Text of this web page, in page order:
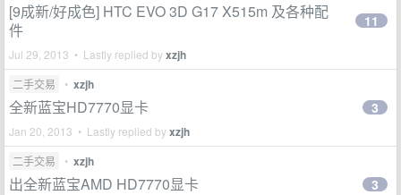
[9成新/好成色] HTC EVO 3D G17 X515m 及各种配
件
Jul 29, 2013 • Lastly replied byxzjh
11
二手交易 • xzjh
全新蓝宝HD7770显卡
Jan 20, 2013 • Lastly replied byxzjh
3
二手交易 • xzjh
出全新蓝宝AMD HD7770显卡 3